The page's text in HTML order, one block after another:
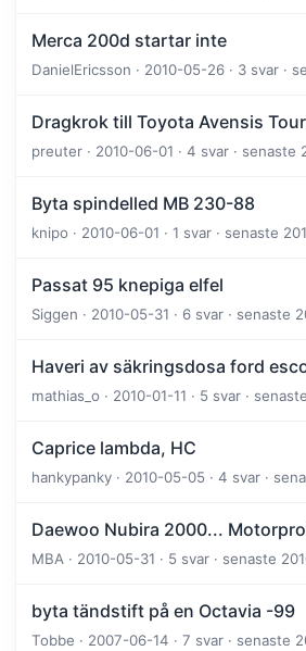
Merca 200d startar inte
DanielEricsson · 2010-05-26 · 3 svar ·
Dragkrok till Toyota Avensis
preuter · 2010-06-01 · 4 svar · senaste
Byta spindelled MB 230-88
knipo · 2010-06-01 · 1 svar · senaste
Passat 95 knepiga elfel
Siggen · 2010-05-31 · 6 svar · senaste
Haveri av säkringsdosa ford
mathias_o · 2010-01-11 · 5 svar ·
Caprice lambda, HC
hankypanky · 2010-05-05 · 4 svar ·
Daewoo Nubira 2000...
MBA · 2010-05-31 · 5 svar · senaste
byta tändstift på en Octavia -99
Tobbe · 2007-06-14 · 7 svar · senaste